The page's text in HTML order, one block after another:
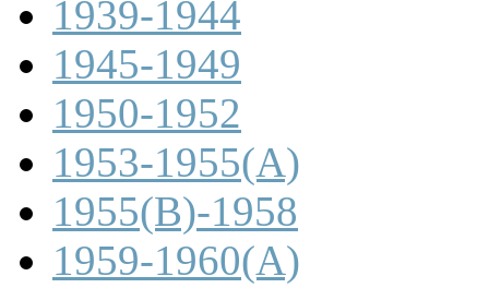
1939-1944
1945-1949
1950-1952
1953-1955(A)
1955(B)-1958
1959-1960(A)